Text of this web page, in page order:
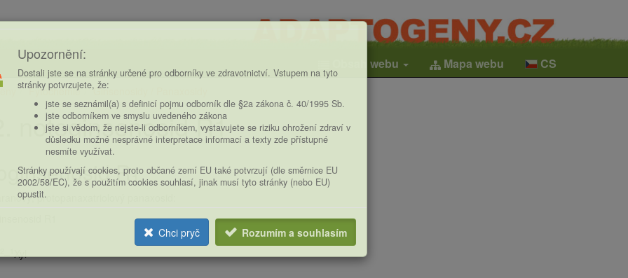
Obsah webu Mapa webu CS
Fytochemie Ginsenosidy / Panaxosidy
notoginsenosid R1
R1
protopanaxatriolový panaxosid:
– Xyl
Upozornění:
Dostali jste se na stránky určené pro odborníky ve zdravotnictví. Vstupem na tyto
stránky potvrzujete, že:
jste se seznámil(a) s definicí pojmu odborník dle §2a zákona č. 40/1995 Sb.
jste odborníkem ve smyslu uvedeného zákona
jste si vědom, že nejste-li odborníkem, vystavujete se riziku ohrožení zdraví v
důsledku možné nesprávné interpretace informací a texty zde přístupné
nesmíte využívat.
Stránky používají cookies, proto občané zemí EU také potvrzují (dle směrnice EU
2002/58/EC), že s použitím cookies souhlasí, jinak musí tyto stránky (nebo EU)
opustit.
Chci pryč Rozumím a souhlasím